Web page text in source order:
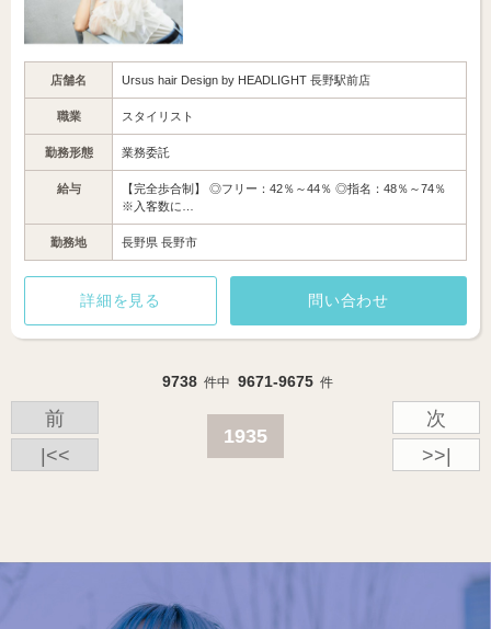
店舗名 Ursus hair Design by HEADLIGHT 長野駅前店
職業 スタイリスト
勤務形態 業務委託
給与
【完全歩合制】 ◎フリー：42％～44％ ◎指名：48％～74％
※入客数に…
勤務地 長野県 長野市
詳細を見る 問い合わせ
9738 件中 9671-9675 件
|<<
前
1935
次
>>|